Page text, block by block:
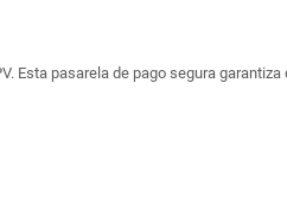
Esta pasarela de pago segura garantiza